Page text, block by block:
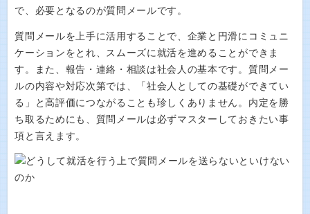
で、必要となるのが質問メールです。
質問メールを上手に活用することで、企業と円滑にコミュニ
ケーションをとれ、スムーズに就活を進めることができま
す。また、報告・連絡・相談は社会人の基本です。質問メー
ルの内容や対応次第では、「社会人としての基礎ができてい
る」と高評価につながることも珍しくありません。内定を勝
ち取るためにも、質問メールは必ずマスターしておきたい事
項と言えます。